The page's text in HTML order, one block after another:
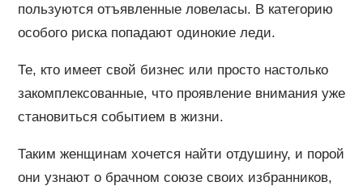
пользуются отъявленные ловеласы. В категорию
особого риска попадают одинокие леди.
Те, кто имеет свой бизнес или просто настолько
закомплексованные, что проявление внимания уже
становиться событием в жизни.
Таким женщинам хочется найти отдушину, и порой
они узнают о брачном союзе своих избранников,